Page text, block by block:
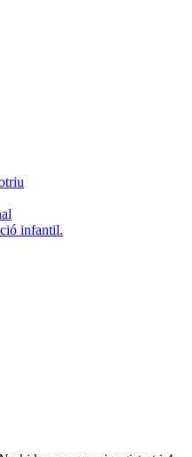
infantil.